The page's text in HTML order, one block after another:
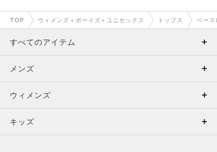
TOP ウィメンズ＋ボーイズ＋ユニセックス トップス ベース
すべてのアイテム
メンズ
ウィメンズ
キッズ
メンズ
トップス
ボトムス
ウィメンズ
トップス
キッズ